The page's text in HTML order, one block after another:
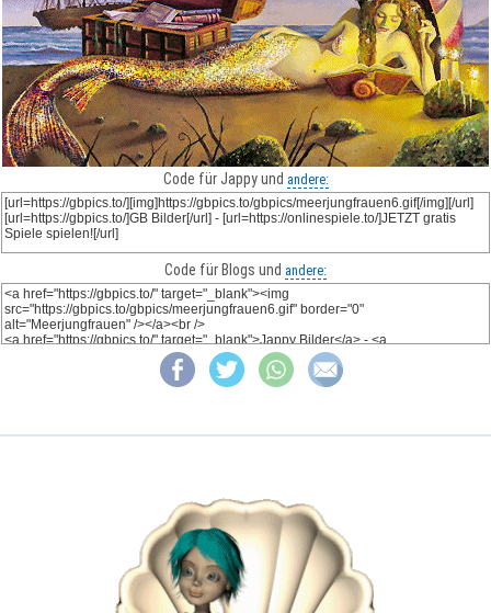
Code für Jappy und andere:
Code für Blogs und andere: